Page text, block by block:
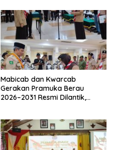
Mabicab dan Kwarcab
Gerakan Pramuka Berau
2026–2031 Resmi Dilantik,